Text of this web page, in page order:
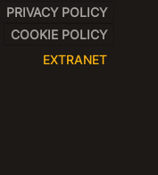
PRIVACY POLICY
COOKIE POLICY
EXTRANET